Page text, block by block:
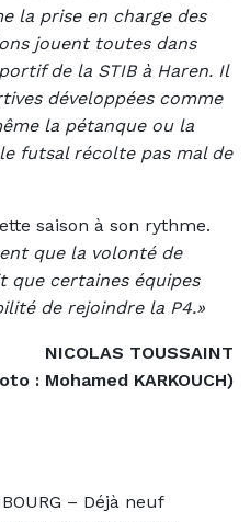
la prise en charge des
jouent toutes dans
de la STIB à Haren. Il
développées comme
la pétanque ou la
futsal récolte pas mal de
saison à son rythme.
que la volonté de
que certaines équipes
de rejoindre la P4.»
NICOLAS TOUSSAINT
: Mohamed KARKOUCH)
– Déjà neuf